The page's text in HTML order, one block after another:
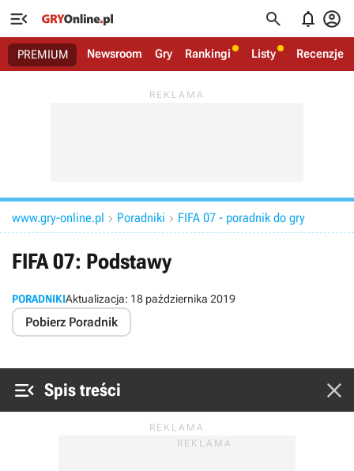
   
PREMIUM Newsroom Gry Rankingi Listy Recenzje
www.gry-online.pl  Poradniki  FIFA 07 - poradnik do gry
FIFA 07: Podstawy
PORADNIKIAktualizacja: 18 października 2019
Pobierz Poradnik
 Spis treści 